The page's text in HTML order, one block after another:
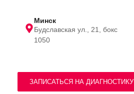
Минск
Будславская ул., 21, бокс
1050
ЗАПИСАТЬСЯ НА ДИАГНОСТИКУ